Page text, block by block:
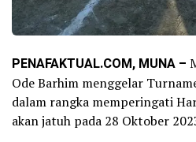
PENAFAKTUAL.COM, MUNA –
Ode Barhim menggelar
dalam rangka memperingati
akan jatuh pada 28 Oktober